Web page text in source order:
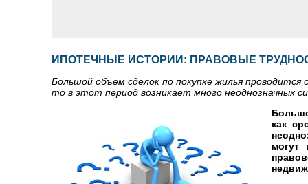
ИПОТЕЧНЫЕ ИСТОРИИ: ПРАВОВЫЕ
Большой объем сделок по покупке жилья
то в этот период возникает много неоднозначных
как
могут